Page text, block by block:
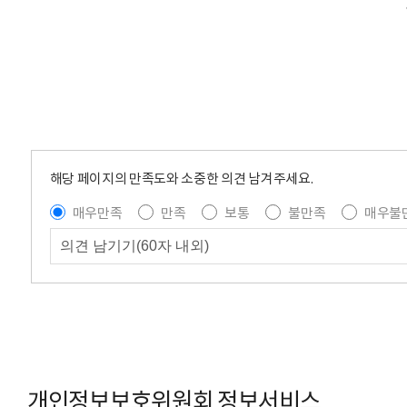
해당 페이지의 만족도와 소중한 의견 남겨주세요.
매우만족
만족 보통 불만족 매우불